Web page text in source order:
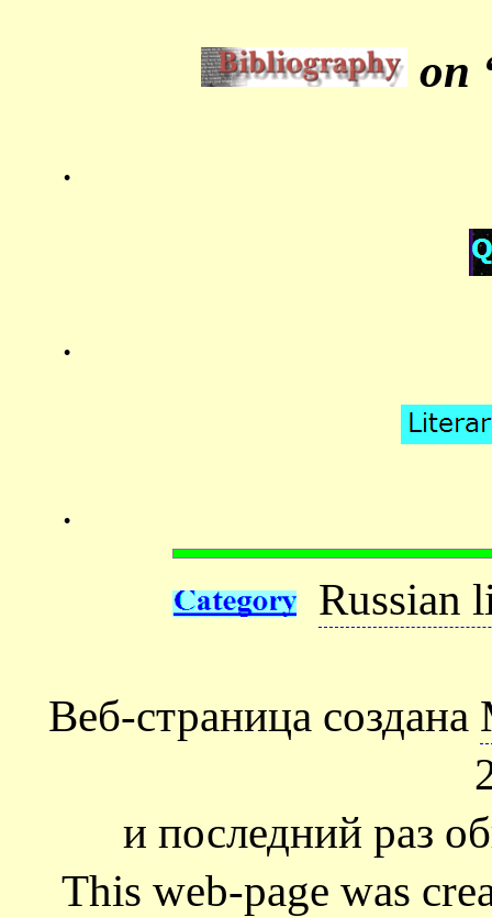
on
.
.
.
Russian
Веб-страница создана
и последний раз
This web-page was